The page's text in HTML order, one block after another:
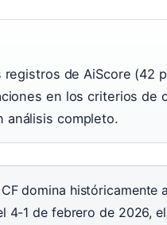
de AiScore (42
en los criterios de
análisis completo.
domina históricamente
4-1 de febrero de 2026,